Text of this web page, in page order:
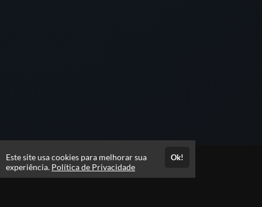
Atendimento
Este site usa cookies para melhorar sua
experiência. Política de Privacidade
Ok!